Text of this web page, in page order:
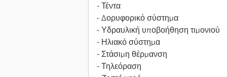
- Τέντα
- Δορυφορικό σύστημα
- Υδραυλική υποβοήθηση τιμονιού
- Ηλιακό σύστημα
- Στάσιμη θέρμανση
- Τηλεόραση